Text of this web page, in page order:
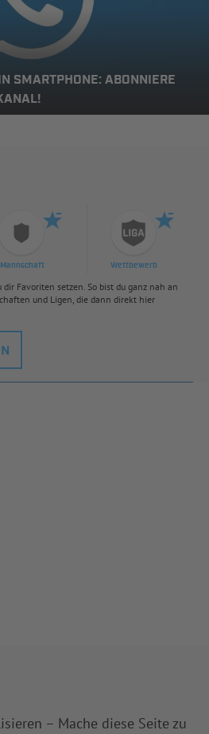
SMARTPHONE: ABONNIERE
Mannschaft Wettbewerb
Favoriten setzen. So bist du ganz nah an
und Ligen, die dann direkt hier
– Mache diese Seite zu